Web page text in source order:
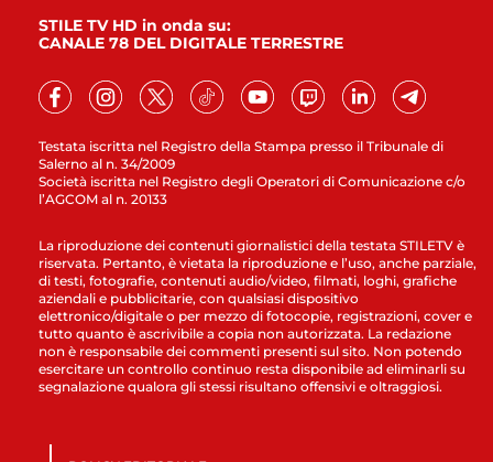
Testata iscritta nel Registro della Stampa presso il Tribunale di
Salerno al n. 34/2009
Società iscritta nel Registro degli Operatori di Comunicazione c/o
l’AGCOM al n. 20133
STILE TV HD in onda su:
CANALE 78 DEL DIGITALE TERRESTRE
La riproduzione dei contenuti giornalistici della testata STILETV è
riservata. Pertanto, è vietata la riproduzione e l’uso, anche parziale,
di testi, fotografie, contenuti audio/video, filmati, loghi, grafiche
aziendali e pubblicitarie, con qualsiasi dispositivo
elettronico/digitale o per mezzo di fotocopie, registrazioni, cover e
tutto quanto è ascrivibile a copia non autorizzata. La redazione
non è responsabile dei commenti presenti sul sito. Non potendo
esercitare un controllo continuo resta disponibile ad eliminarli su
segnalazione qualora gli stessi risultano offensivi e oltraggiosi.